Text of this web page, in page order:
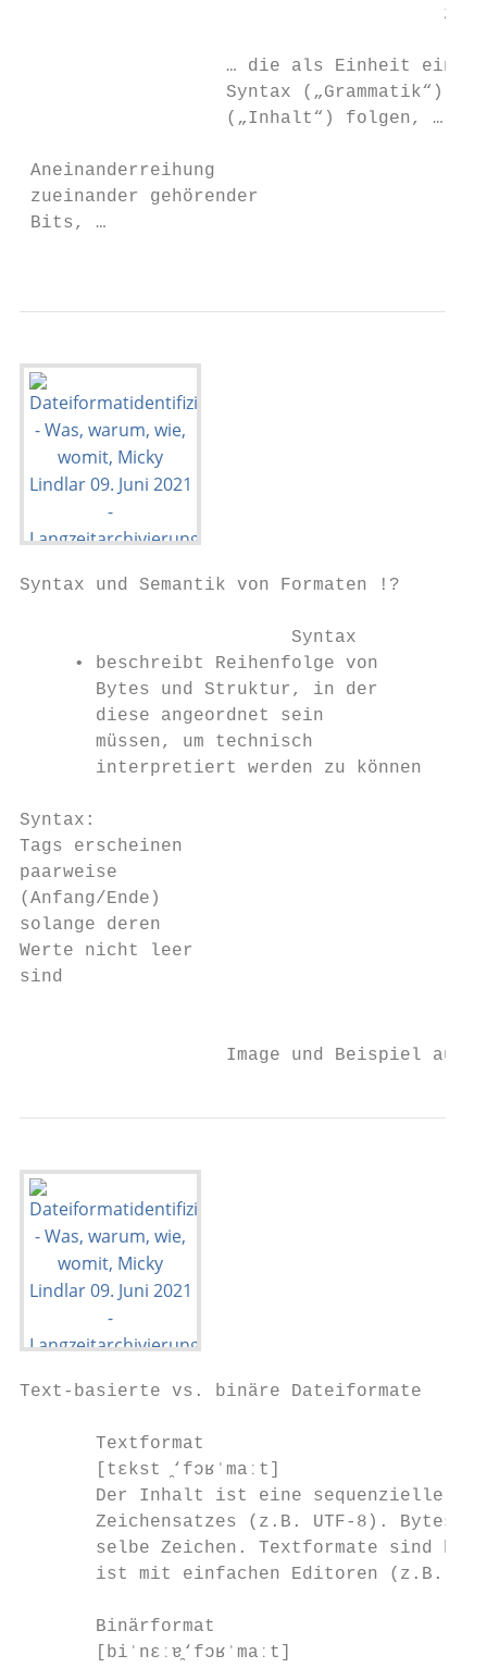
… die als Einheit einer
Syntax („Grammatik“)
                   („Inhalt“) folgen, …
Aneinanderreihung
zueinander gehörender
Bits, …
Syntax und Semantik von Formaten !?
Syntax
• beschreibt Reihenfolge von
Bytes und Struktur, in der
       diese angeordnet sein
       müssen, um technisch
       interpretiert werden zu können
Syntax:
Tags erscheinen
paarweise
(Anfang/Ende)
solange deren
Werte nicht leer
sind
Image und Beispiel
Text-basierte vs. binäre Dateiformate
       Textformat
       [tɛkst ̯‘fɔʁˈmaːt]
Der Inhalt ist eine sequenzielle
Zeichensatzes (z.B. UTF-8). Bytes
selbe Zeichen. Textformate sind
ist mit einfachen Editoren (z.B.
       Binärformat
       [biˈnɛːɐ̯‘fɔʁˈmaːt]